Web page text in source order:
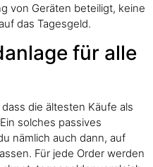
von Geräten beteiligt, keine
das Tagesgeld.
für alle
die ältesten Käufe als
solches passives
nämlich auch dann, auf
Für jede Order werden